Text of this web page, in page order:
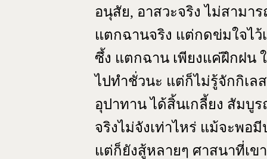
อนุสัย, อาสวะจริง ไม่สามา
แตกฉานจริง แต่กดข่มใจไ
ซึ้ง แตกฉาน เพียงแค่ฝึกฝน
ไปทำชั่วนะ แต่ก็ไม่รู้จักกิเ
อุปาทาน ได้สิ้นเกลี้ยง สัม
จริงไม่จังเท่าไหร่ แม้จะพอ
แต่ก็ยังสู้หลายๆ ศาสนาที่เ